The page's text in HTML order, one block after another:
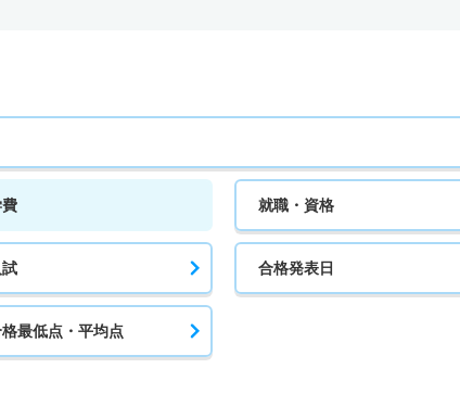
就職・資格
試 合格発表日
最低点・平均点